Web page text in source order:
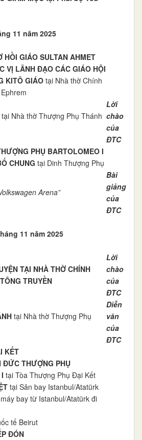
11 năm 2025
HỒI GIÁO SULTAN AHMET
VỊ LÃNH ĐẠO CÁC GIÁO HỘI
KITÔ GIÁO tại Nhà thờ Chính
tại Nhà thờ Thượng Phụ Thánh
Lời
chào
của
ĐTC
PHỤ BARTOLOMEO I
CHUNG tại Dinh Thượng Phụ
Arena”
Bài
giảng
của
ĐTC
11 năm 2025
TẠI NHÀ THỜ CHÍNH
TRUYỀN
Lời
chào
của
ĐTC
tại Nhà thờ Thượng Phụ
Diễn
văn
của
ĐTC
KẾT
ĐỨC THƯỢNG PHỤ
tại Tòa Thượng Phụ Đại Kết
tại Sân bay Istanbul/Atatürk
bay từ Istanbul/Atatürk đi
tế Beirut
ĐÓN